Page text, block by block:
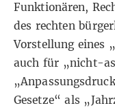
Funktionären,
des rechten
Vorstellung eines
auch für „nicht-
Gesetze“ als